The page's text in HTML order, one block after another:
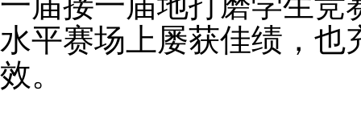
水平赛场上屡获佳绩，也
效。